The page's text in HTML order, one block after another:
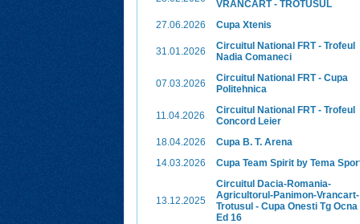
VRANCART - TROTUSUL
27.06.2026
Cupa Xtenis
31.01.2026
Circuitul National FRT - Trofeul
Nadia Comaneci
07.03.2026
Circuitul National FRT - Cupa
Politehnica
11.04.2026
Circuitul National FRT - Trofeul
Concord Leier
18.04.2026
Cupa B. T. Arena
14.03.2026
Cupa Team Spirit by Tema
13.12.2025
Circuitul Dacia-Romania-
Agricultorul-Panimon-Vrancart-
Trotusul - Cupa Onesti Tg Ocna
Ed 16